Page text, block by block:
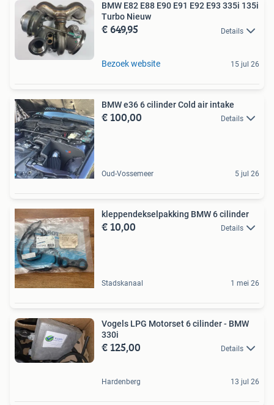
BMW E82 E88 E90 E91 E92 E93 335i 135i
Turbo Nieuw
€ 649,95 Details
Bezoek website 15 jul 26
BMW e36 6 cilinder Cold air intake
€ 100,00 Details
Oud-Vossemeer 5 jul 26
kleppendekselpakking BMW 6 cilinder
€ 10,00 Details
Stadskanaal 1 mei 26
Vogels LPG Motorset 6 cilinder - BMW
330i
€ 125,00 Details
Hardenberg 13 jul 26